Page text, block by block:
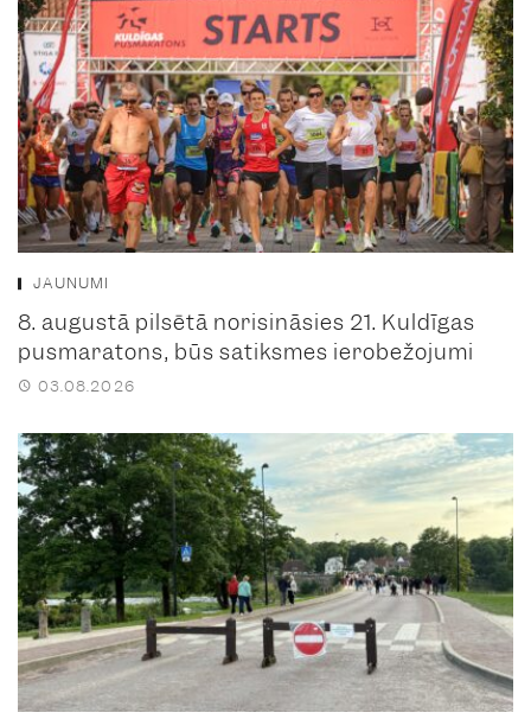
JAUNUMI
8. augustā pilsētā norisināsies 21. Kuldīgas
pusmaratons, būs satiksmes ierobežojumi
03.08.2026